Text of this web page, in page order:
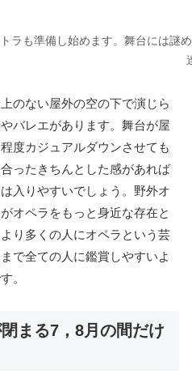
ラも準備し始めます。舞台には謎
のない屋外の空の下で演じら
バレエがあります。舞台が屋
度カジュアルダウンさせても
ったきちんとした感があれば
入りやすいでしょう。野外オ
オペラをもっと身近な存在と
り多くの人にオペラという芸
で全ての人に鑑賞しやすいよ
。
まる7，8月の間だけ